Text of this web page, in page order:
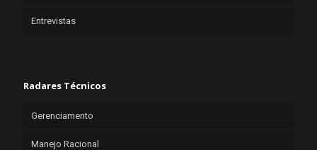
Entrevistas
Radares Técnicos
Gerenciamento
Manejo Racional